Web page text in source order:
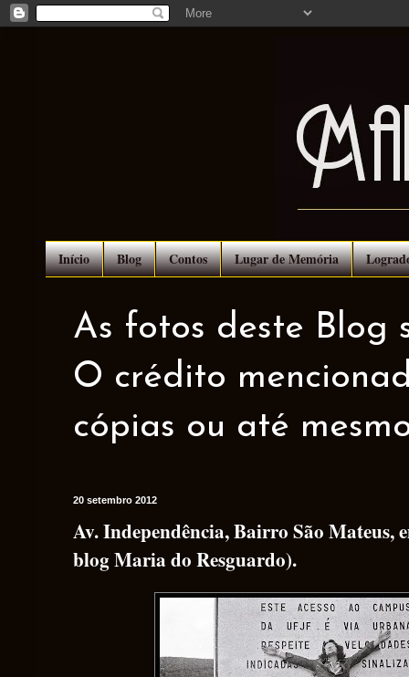
Início Blog Contos Lugar de Memória
As fotos deste Blog
O crédito
cópias ou até
20 setembro 2012
Av. Independência, Bairro São Mateus,
blog Maria do Resguardo).